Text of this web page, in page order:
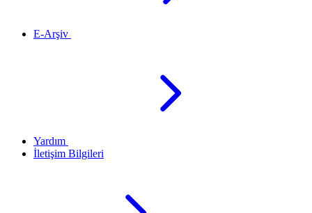
E-Arşiv
Yardım
İletişim Bilgileri